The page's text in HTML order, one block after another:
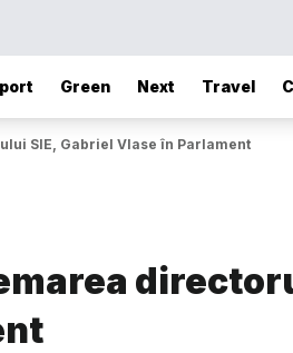
Green Next Travel
SIE, Gabriel Vlase în Parlament